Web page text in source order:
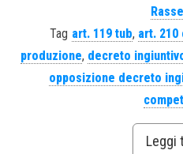
Tag art. 119 tub, art. 210
produzione, decreto
opposizione decreto
Leggi